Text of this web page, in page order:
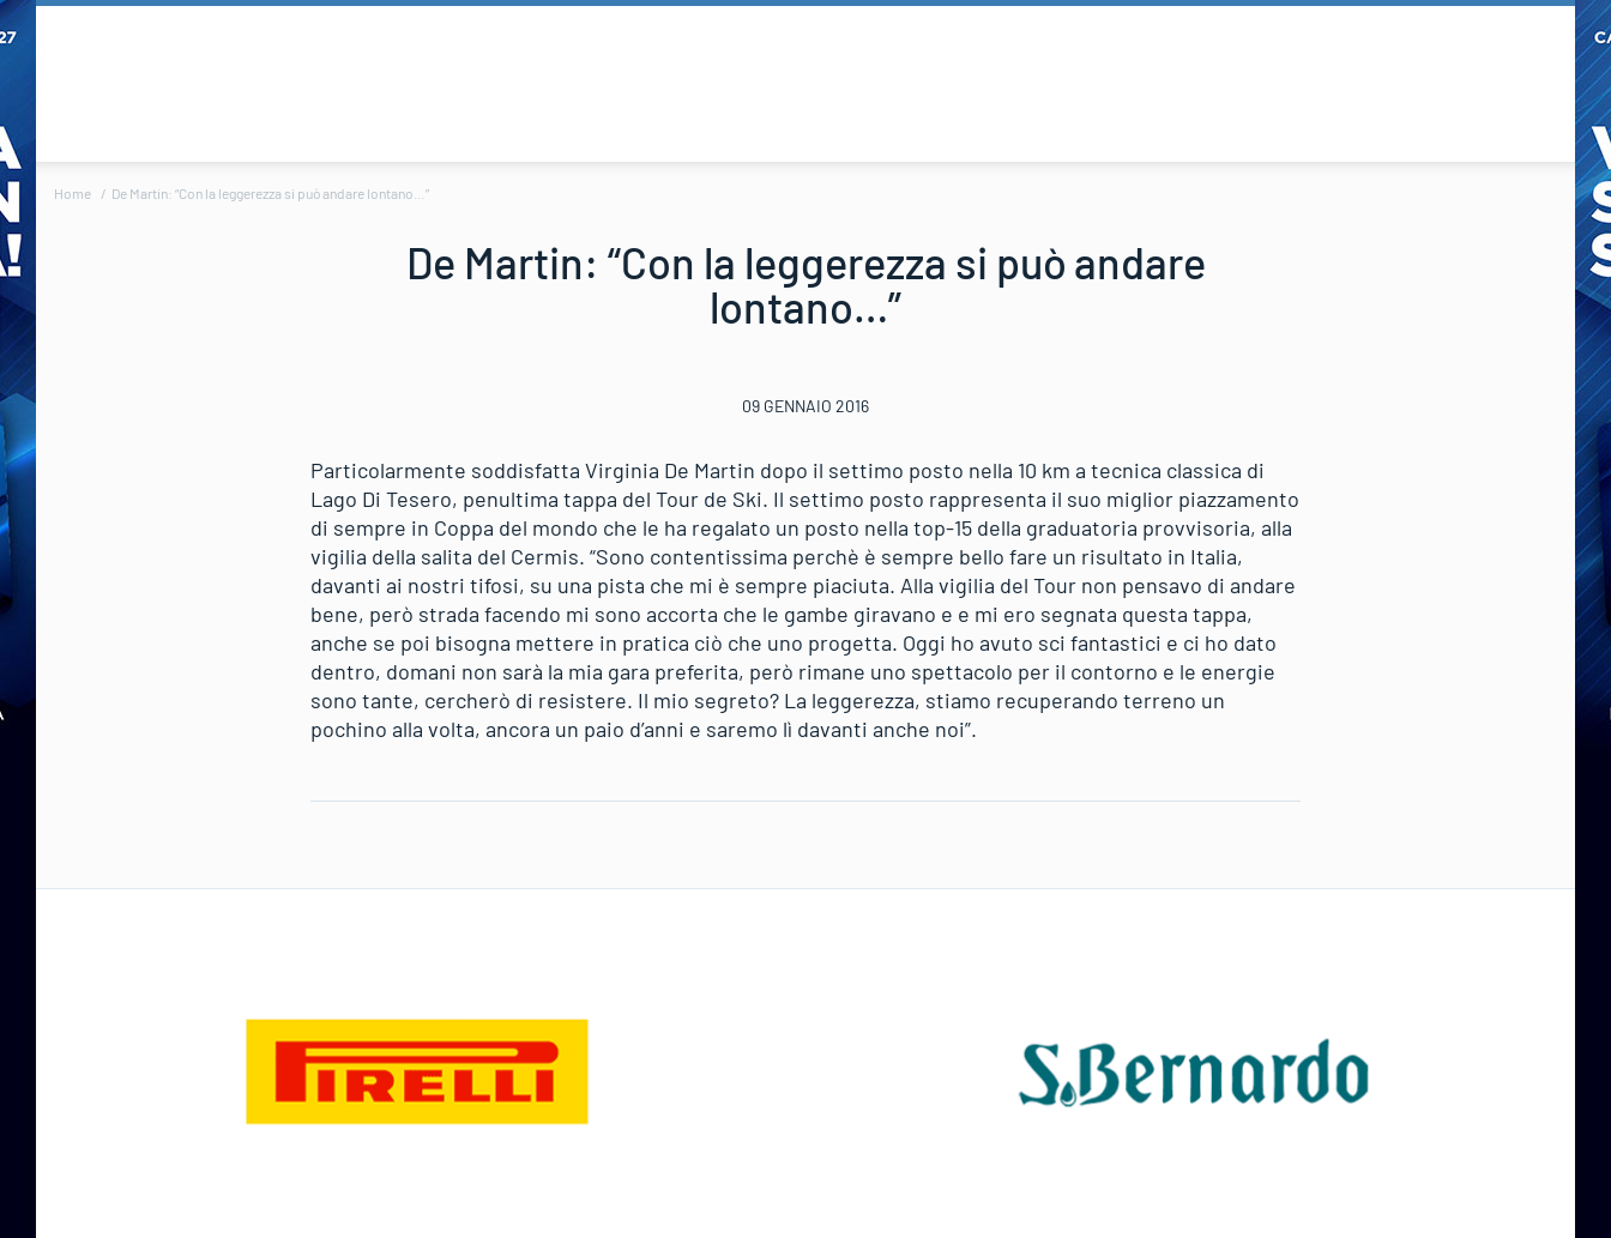
Home De Martin: “Con la leggerezza si può andare lontano…”
De Martin: “Con la leggerezza si può andare
lontano…”
09 GENNAIO 2016
Particolarmente soddisfatta Virginia De Martin dopo il settimo posto nella 10 km a tecnica classica di
Lago Di Tesero, penultima tappa del Tour de Ski. Il settimo posto rappresenta il suo miglior piazzamento
di sempre in Coppa del mondo che le ha regalato un posto nella top-15 della graduatoria provvisoria, alla
vigilia della salita del Cermis. “Sono contentissima perchè è sempre bello fare un risultato in Italia,
davanti ai nostri tifosi, su una pista che mi è sempre piaciuta. Alla vigilia del Tour non pensavo di andare
bene, però strada facendo mi sono accorta che le gambe giravano e e mi ero segnata questa tappa,
anche se poi bisogna mettere in pratica ciò che uno progetta. Oggi ho avuto sci fantastici e ci ho dato
dentro, domani non sarà la mia gara preferita, però rimane uno spettacolo per il contorno e le energie
sono tante, cercherò di resistere. Il mio segreto? La leggerezza, stiamo recuperando terreno un
pochino alla volta, ancora un paio d’anni e saremo lì davanti anche noi”.